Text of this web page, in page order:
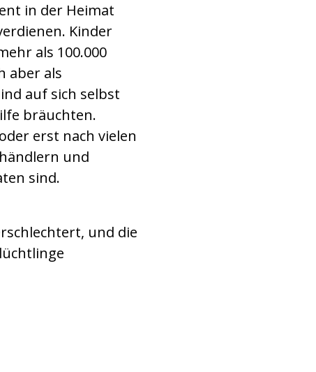
in der Heimat
Kinder
als 100.000
aber als
auf sich selbst
bräuchten.
erst nach vielen
und
sind.
und die